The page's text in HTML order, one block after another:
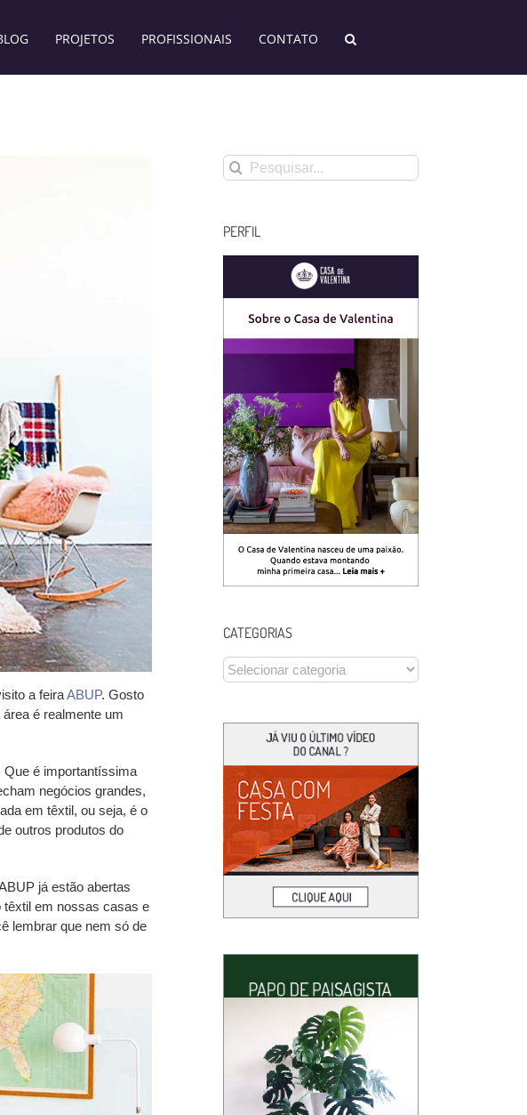
PROJETOS PROFISSIONAIS CONTATO
a feiraABUP. Gosto
é realmente um
Que é importantíssima
negócios grandes,
em têxtil, ou seja, é o
outros produtos do
já estão abertas
têxtil em nossas casas e
lembrar que nem só de
Buscar
resultados
PERFIL
CATEGORIAS
CATEGORIAS